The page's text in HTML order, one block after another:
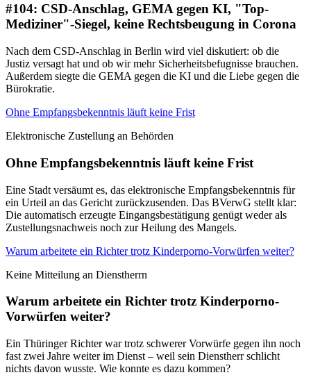
#104: CSD-Anschlag, GEMA gegen KI, "Top-
Mediziner"-Siegel, keine Rechtsbeugung in Corona
Nach dem CSD-Anschlag in Berlin wird viel diskutiert: ob die
Justiz versagt hat und ob wir mehr Sicherheitsbefugnisse brauchen.
Außerdem siegte die GEMA gegen die KI und die Liebe gegen die
Bürokratie.
Ohne Empfangsbekenntnis läuft keine Frist
Elektronische Zustellung an Behörden
Ohne Empfangsbekenntnis läuft keine Frist
Eine Stadt versäumt es, das elektronische Empfangsbekenntnis für
ein Urteil an das Gericht zurückzusenden. Das BVerwG stellt klar:
Die automatisch erzeugte Eingangsbestätigung genügt weder als
Zustellungsnachweis noch zur Heilung des Mangels.
Warum arbeitete ein Richter trotz Kinderporno-Vorwürfen weiter?
Keine Mitteilung an Dienstherrn
Warum arbeitete ein Richter trotz Kinderporno-
Vorwürfen weiter?
Ein Thüringer Richter war trotz schwerer Vorwürfe gegen ihn noch
fast zwei Jahre weiter im Dienst – weil sein Dienstherr schlicht
nichts davon wusste. Wie konnte es dazu kommen?